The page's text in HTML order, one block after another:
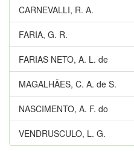
CARNEVALLI, R. A.
FARIA, G. R.
FARIAS NETO, A. L. de
MAGALHÃES, C. A. de S.
NASCIMENTO, A. F. do
VENDRUSCULO, L. G.